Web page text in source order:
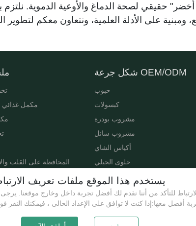
حقيقي لصحة الدماغ والأوعية الدموية. نلتزم
يستخدم هذا الموقع ملفات تعريف
مكمل غذائي
المحافظة على القلب
مكملات غذائية
شكل جرعة OEM/ODM
حبوب
كبسولات
مشروب بودرة
مشروب سائل
أكياس الشاي
حلوى الجيلي